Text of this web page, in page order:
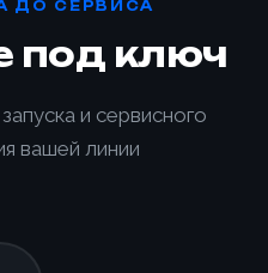
ДО СЕРВИСА
под ключ
и сервисного
вашей линии